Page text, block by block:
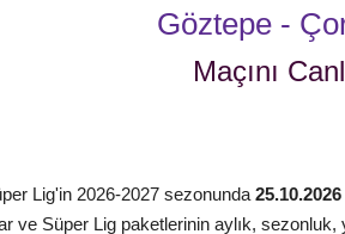
Göztepe -
Maçını
Lig'in 2026-2027 sezonunda
ve Süper Lig paketlerinin aylık,